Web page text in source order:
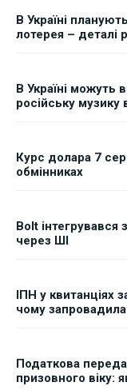
В Україні
лотерея – деталі
В Україні можуть
російську музику
Курс долара 7
обмінниках
Bolt
через ШІ
ІПН у квитанціях
чому
Податкова
призовного віку: